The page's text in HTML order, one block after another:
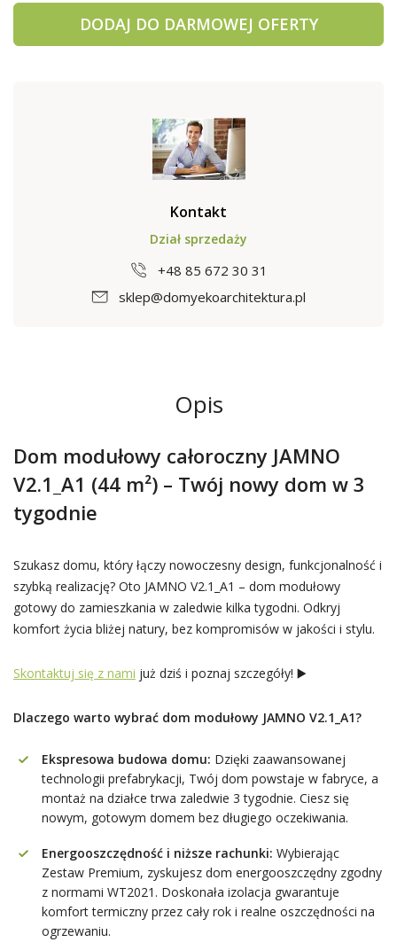
DODAJ DO DARMOWEJ OFERTY
Kontakt
Dział sprzedaży
+48 85 672 30 31
sklep@domyekoarchitektura.pl
Opis
Dom modułowy całoroczny JAMNO
V2.1_A1 (44 m²) – Twój nowy dom w 3
tygodnie
Szukasz domu, który łączy nowoczesny design, funkcjonalność i
szybką realizację? Oto JAMNO V2.1_A1 – dom modułowy
gotowy do zamieszkania w zaledwie kilka tygodni. Odkryj
komfort życia bliżej natury, bez kompromisów w jakości i stylu.
Skontaktuj się z nami już dziś i poznaj szczegóły! ▶️
Dlaczego warto wybrać dom modułowy JAMNO V2.1_A1?
Ekspresowa budowa domu: Dzięki zaawansowanej
technologii prefabrykacji, Twój dom powstaje w fabryce, a
montaż na działce trwa zaledwie 3 tygodnie. Ciesz się
nowym, gotowym domem bez długiego oczekiwania.
Energooszczędność i niższe rachunki: Wybierając
Zestaw Premium, zyskujesz dom energooszczędny zgodny
z normami WT2021. Doskonała izolacja gwarantuje
komfort termiczny przez cały rok i realne oszczędności na
ogrzewaniu.